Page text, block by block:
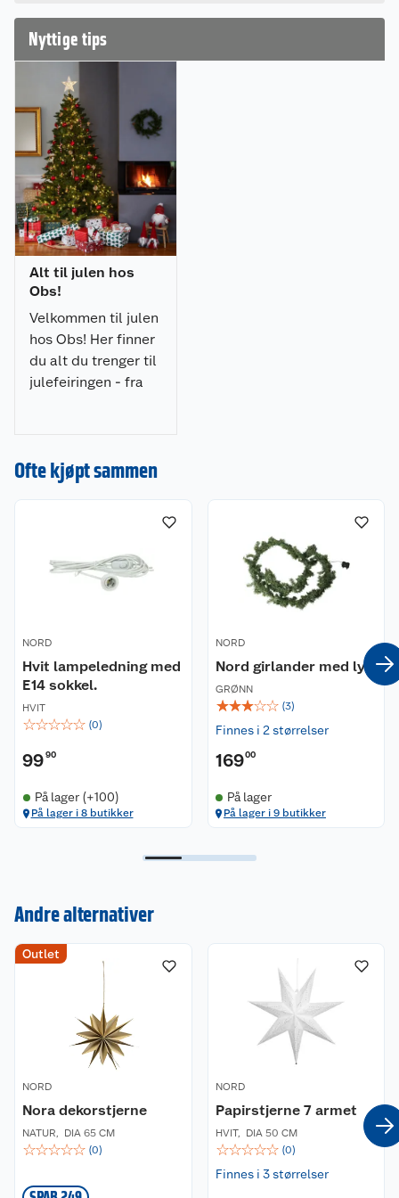
en omtale.
Nyttige tips
Alt til julen hos
Obs!
Velkommen til julen
hos Obs! Her finner
du alt du trenger til
julefeiringen - fra
juletrær. Gjør
Ofte kjøpt sammen
NORD
Hvit lampeledning med
E14 sokkel.
HVIT
☆☆☆☆☆ (0)
9990
På lager (+100)
På lager i 8 butikker
NORD
Nord girlander med lys
GRØNN
☆☆☆☆☆ (3)
Finnes i 2 størrelser
16900
På lager
På lager i 9 butikker
Andre alternativer
Outlet
NORD
Nora dekorstjerne
NATUR, DIA 65 CM
☆☆☆☆☆ (0)
NORD
Papirstjerne 7 armet
HVIT, DIA 50 CM
☆☆☆☆☆ (0)
Finnes i 3 størrelser
Om oss
Våre butikker
Våre merkevarer
Coop kjeder
Kundeservice
Kontakt oss
Angre- og returrett
Reklamasjon og garanti
Ofte stilte spørsmål
Betalingsalternativer